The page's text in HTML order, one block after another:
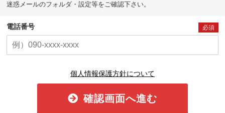
迷惑メールのフォルダ・設定等をご確認下さい。
電話番号 必須
個人情報保護方針について
確認画面へ進む